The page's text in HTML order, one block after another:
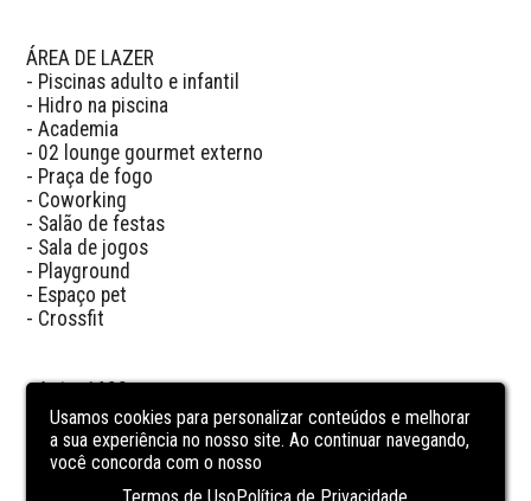
ÁREA DE LAZER
- Piscinas adulto e infantil
- Hidro na piscina
- Academia
- 02 lounge gourmet externo
- Praça de fogo
- Coworking
- Salão de festas
- Sala de jogos
- Playground
- Espaço pet
- Crossfit
- Apto: 1603
- Árae privativa: 42.72m²
- Data de entrega: set/2027
- Construtora: Le Prime
Usamos cookies para personalizar conteúdos e melhorar
a sua experiência no nosso site. Ao continuar navegando,
você concorda com o nosso